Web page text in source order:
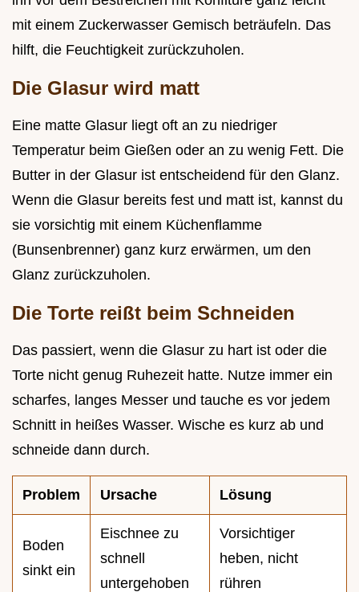
mit einem Zuckerwasser Gemisch beträufeln. Das
hilft, die Feuchtigkeit zurückzuholen.
Die Glasur wird matt
Eine matte Glasur liegt oft an zu niedriger
Temperatur beim Gießen oder an zu wenig Fett. Die
Butter in der Glasur ist entscheidend für den Glanz.
Wenn die Glasur bereits fest und matt ist, kannst du
sie vorsichtig mit einem Küchenflamme
(Bunsenbrenner) ganz kurz erwärmen, um den
Glanz zurückzuholen.
Die Torte reißt beim Schneiden
Das passiert, wenn die Glasur zu hart ist oder die
Torte nicht genug Ruhezeit hatte. Nutze immer ein
scharfes, langes Messer und tauche es vor jedem
Schnitt in heißes Wasser. Wische es kurz ab und
schneide dann durch.
Problem Ursache Lösung
Boden
sinkt ein
Eischnee zu
schnell
untergehoben
Vorsichtiger
heben, nicht
rühren